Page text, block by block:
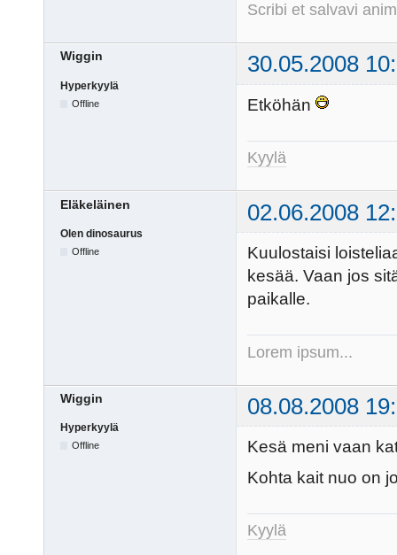
Scribi et salvavi
Wiggin 30.05.2008
Hyperkyylä
Offline Etköhän
Kyylä
Eläkeläinen 02.06.2008
Olen dinosaurus
Offline
Kuulostaisi
kesää. Vaan jos
paikalle.
Lorem ipsum...
Wiggin 08.08.2008
Hyperkyylä
Offline
Kesä meni vaan
Kohta kait nuo on
Kyylä